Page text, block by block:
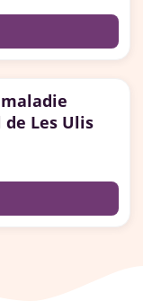
de Les Ulis